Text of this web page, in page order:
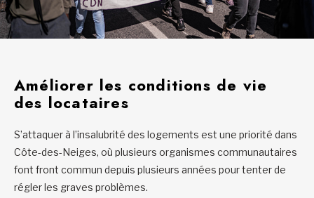
Améliorer les conditions de vie
des locataires
S’attaquer à l’insalubrité des logements est une priorité dans
Côte-des-Neiges, où plusieurs organismes communautaires
font front commun depuis plusieurs années pour tenter de
régler les graves problèmes.